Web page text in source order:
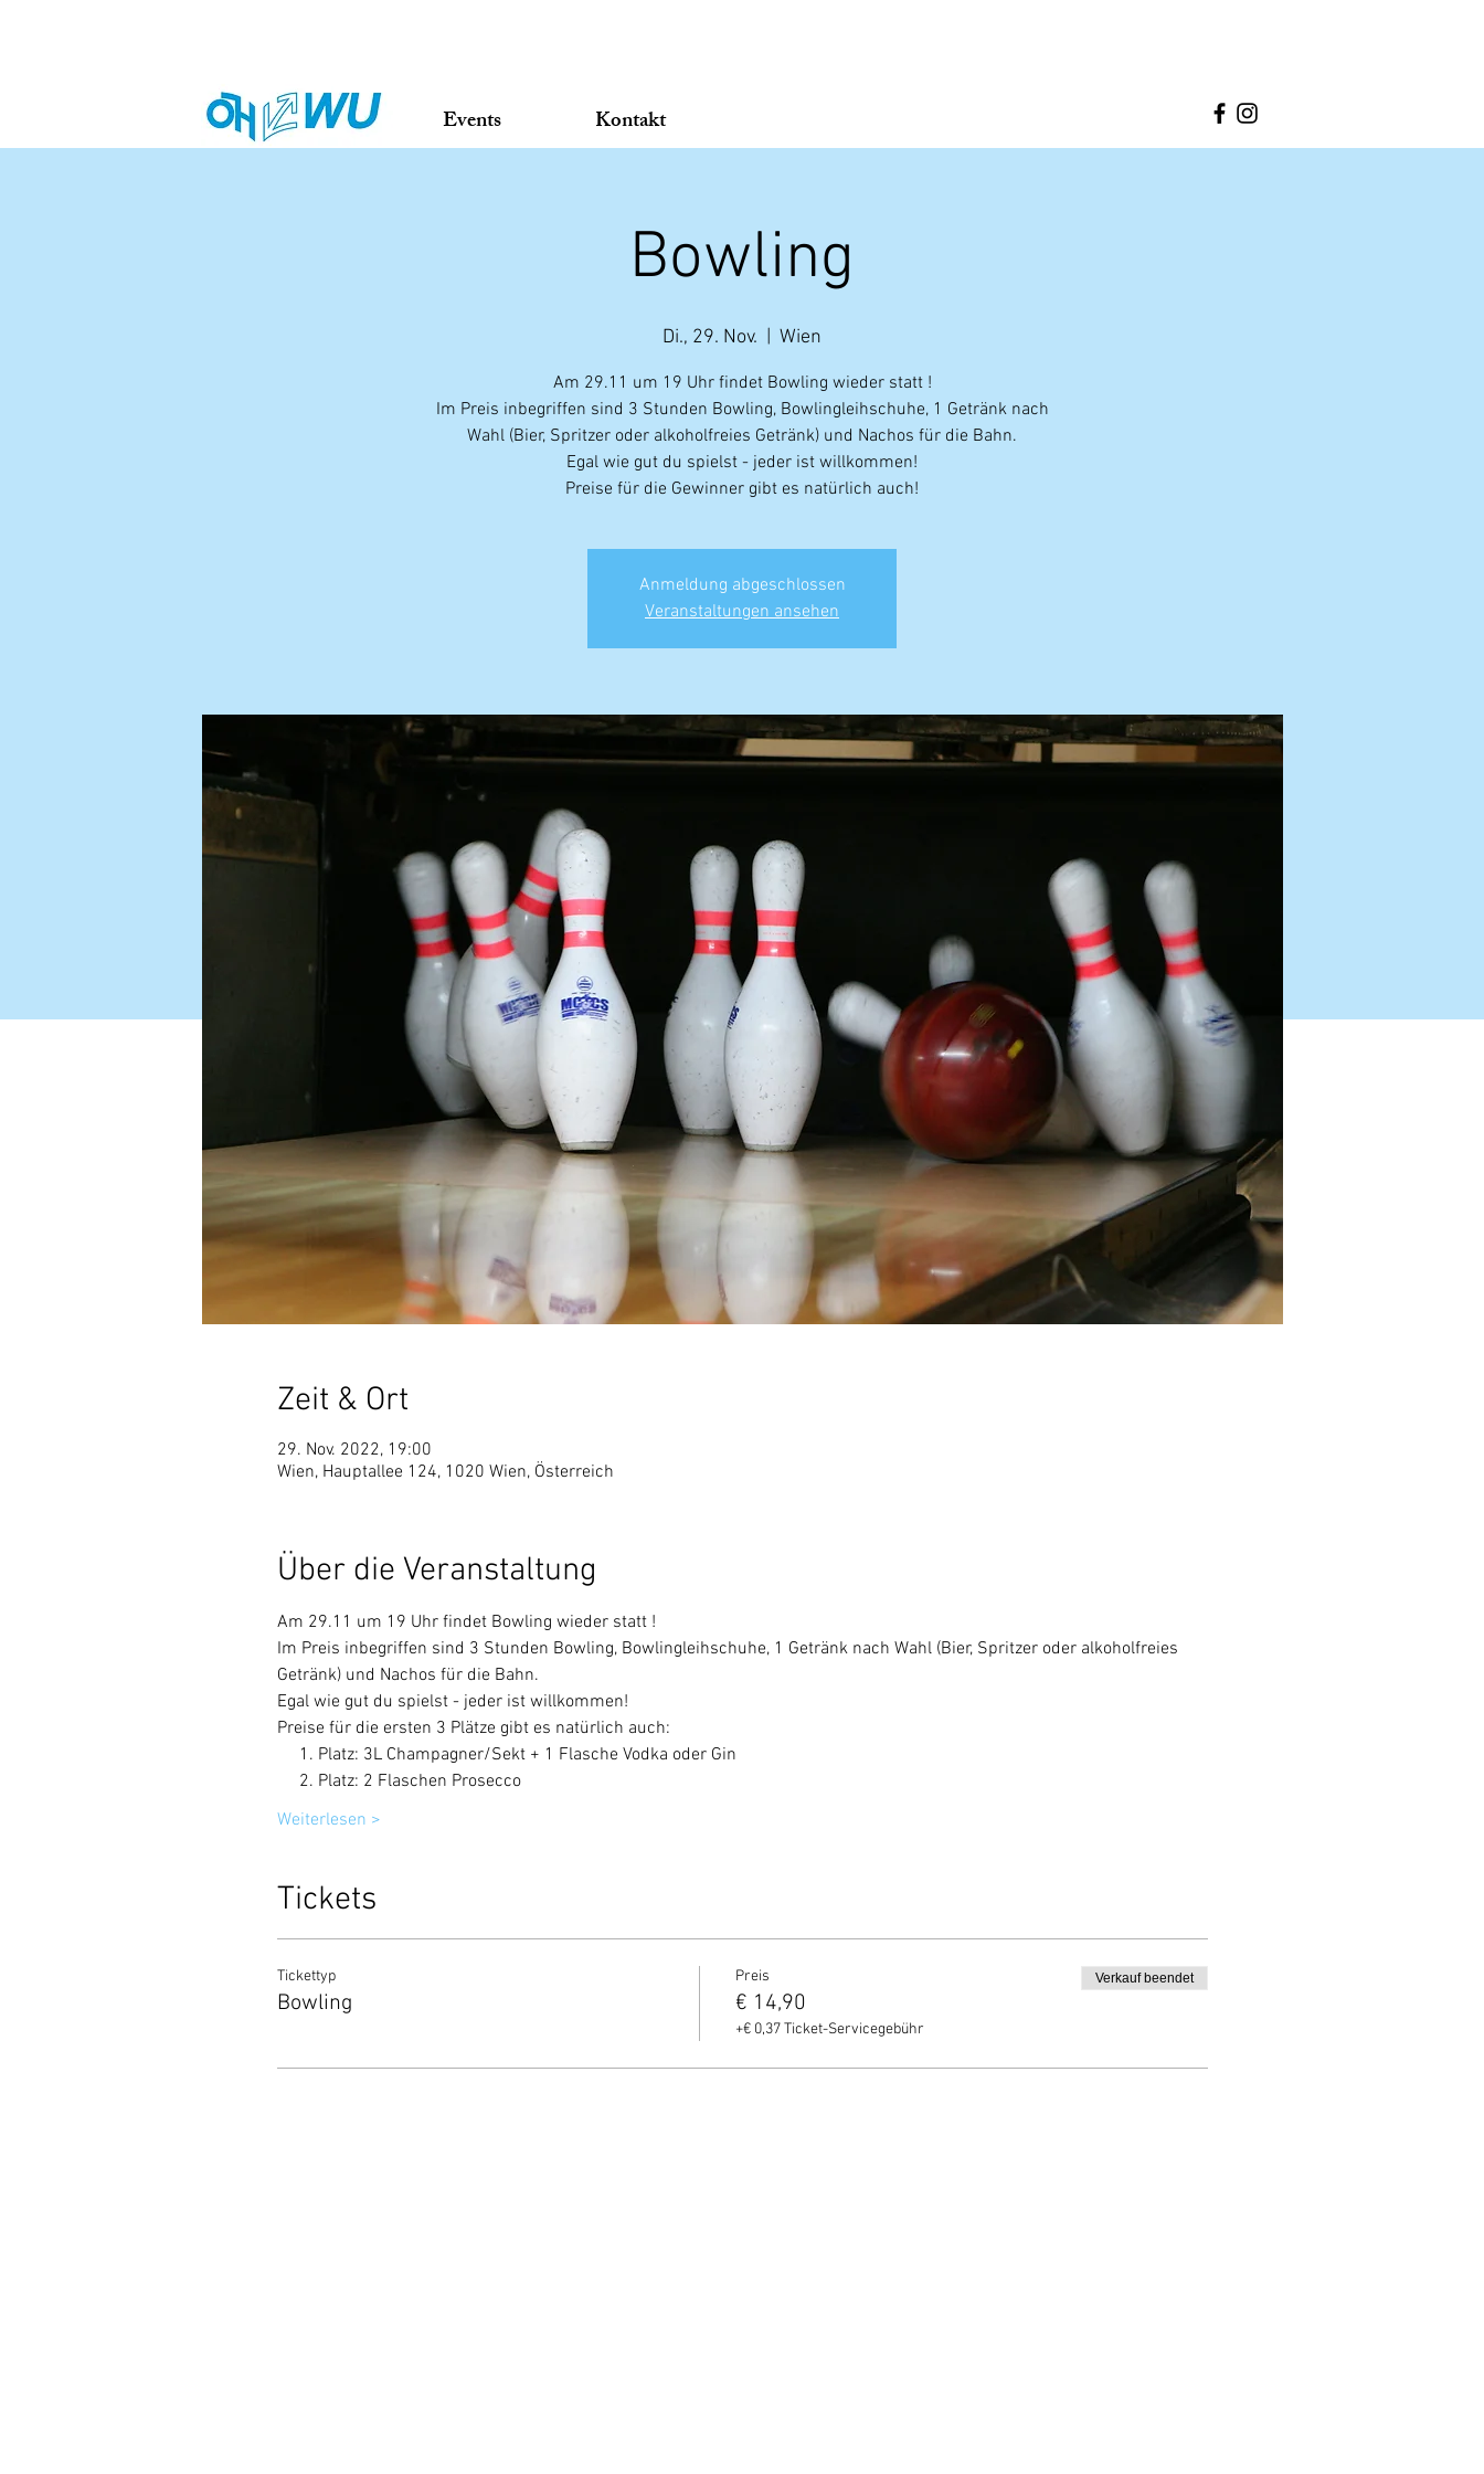
Events Kontakt
Bowling
Di., 29. Nov. Wien
Am 29.11 um 19 Uhr findet Bowling wieder statt !
Im Preis inbegriffen sind 3 Stunden Bowling, Bowlingleihschuhe, 1 Getränk nach
Wahl (Bier, Spritzer oder alkoholfreies Getränk) und Nachos für die Bahn.
Egal wie gut du spielst - jeder ist willkommen!
Preise für die Gewinner gibt es natürlich auch!
Anmeldung abgeschlossen
Veranstaltungen ansehen
Zeit & Ort
29. Nov. 2022, 19:00
Wien, Hauptallee 124, 1020 Wien, Österreich
Über die Veranstaltung
Am 29.11 um 19 Uhr findet Bowling wieder statt !
Im Preis inbegriffen sind 3 Stunden Bowling, Bowlingleihschuhe, 1 Getränk nach Wahl (Bier, Spritzer oder alkoholfreies
Getränk) und Nachos für die Bahn.
Egal wie gut du spielst - jeder ist willkommen!
Preise für die ersten 3 Plätze gibt es natürlich auch:
1. Platz: 3L Champagner/Sekt + 1 Flasche Vodka oder Gin
2. Platz: 2 Flaschen Prosecco
Weiterlesen >
Tickets
Tickettyp
Bowling
Preis
€ 14,90
+€ 0,37 Ticket-Servicegebühr
Verkauf beendet